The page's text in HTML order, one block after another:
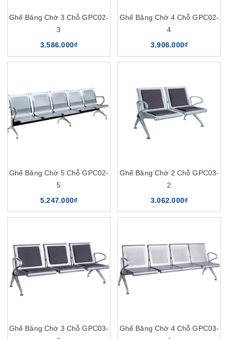
Ghế Băng Chờ 3 Chỗ GPC02-
3
3.586.000₫
Ghế Băng Chờ 4 Chỗ GPC02-
4
3.906.000₫
Ghế Băng Chờ 5 Chỗ GPC02-
5
5.247.000₫
Ghế Băng Chờ 2 Chỗ GPC03-
2
3.062.000₫
Ghế Băng Chờ 3 Chỗ GPC03-
Ghế Băng Chờ 4 Chỗ GPC03-